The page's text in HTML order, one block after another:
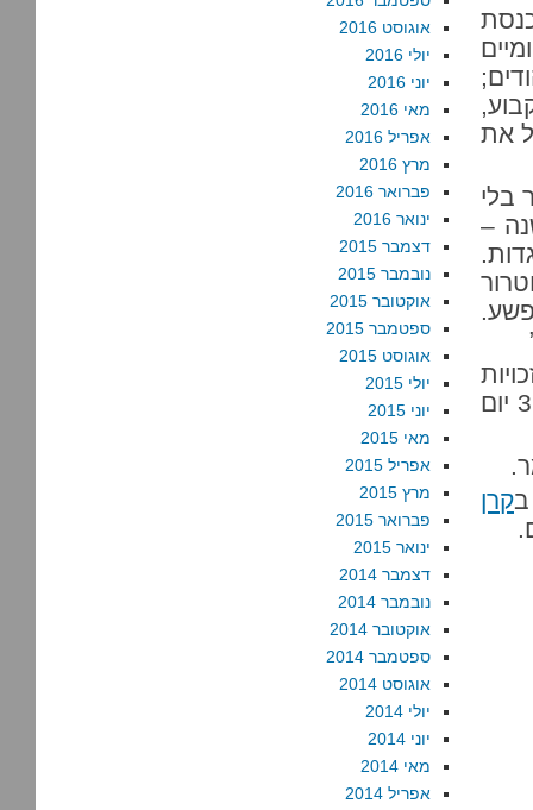
את
בלי
חברי מצפן לפני יותר מ-40 שנה –
יום של זכויות
אדם.” בישראל ובשטחים הפלסטיניים הכבושים, אלה 365 יום
קרן
אוגוסט 2016
יולי 2016
יוני 2016
מאי 2016
אפריל 2016
מרץ 2016
פברואר 2016
ינואר 2016
דצמבר 2015
נובמבר 2015
אוקטובר 2015
ספטמבר 2015
אוגוסט 2015
יולי 2015
יוני 2015
מאי 2015
אפריל 2015
מרץ 2015
פברואר 2015
ינואר 2015
דצמבר 2014
נובמבר 2014
אוקטובר 2014
ספטמבר 2014
אוגוסט 2014
יולי 2014
יוני 2014
מאי 2014
אפריל 2014